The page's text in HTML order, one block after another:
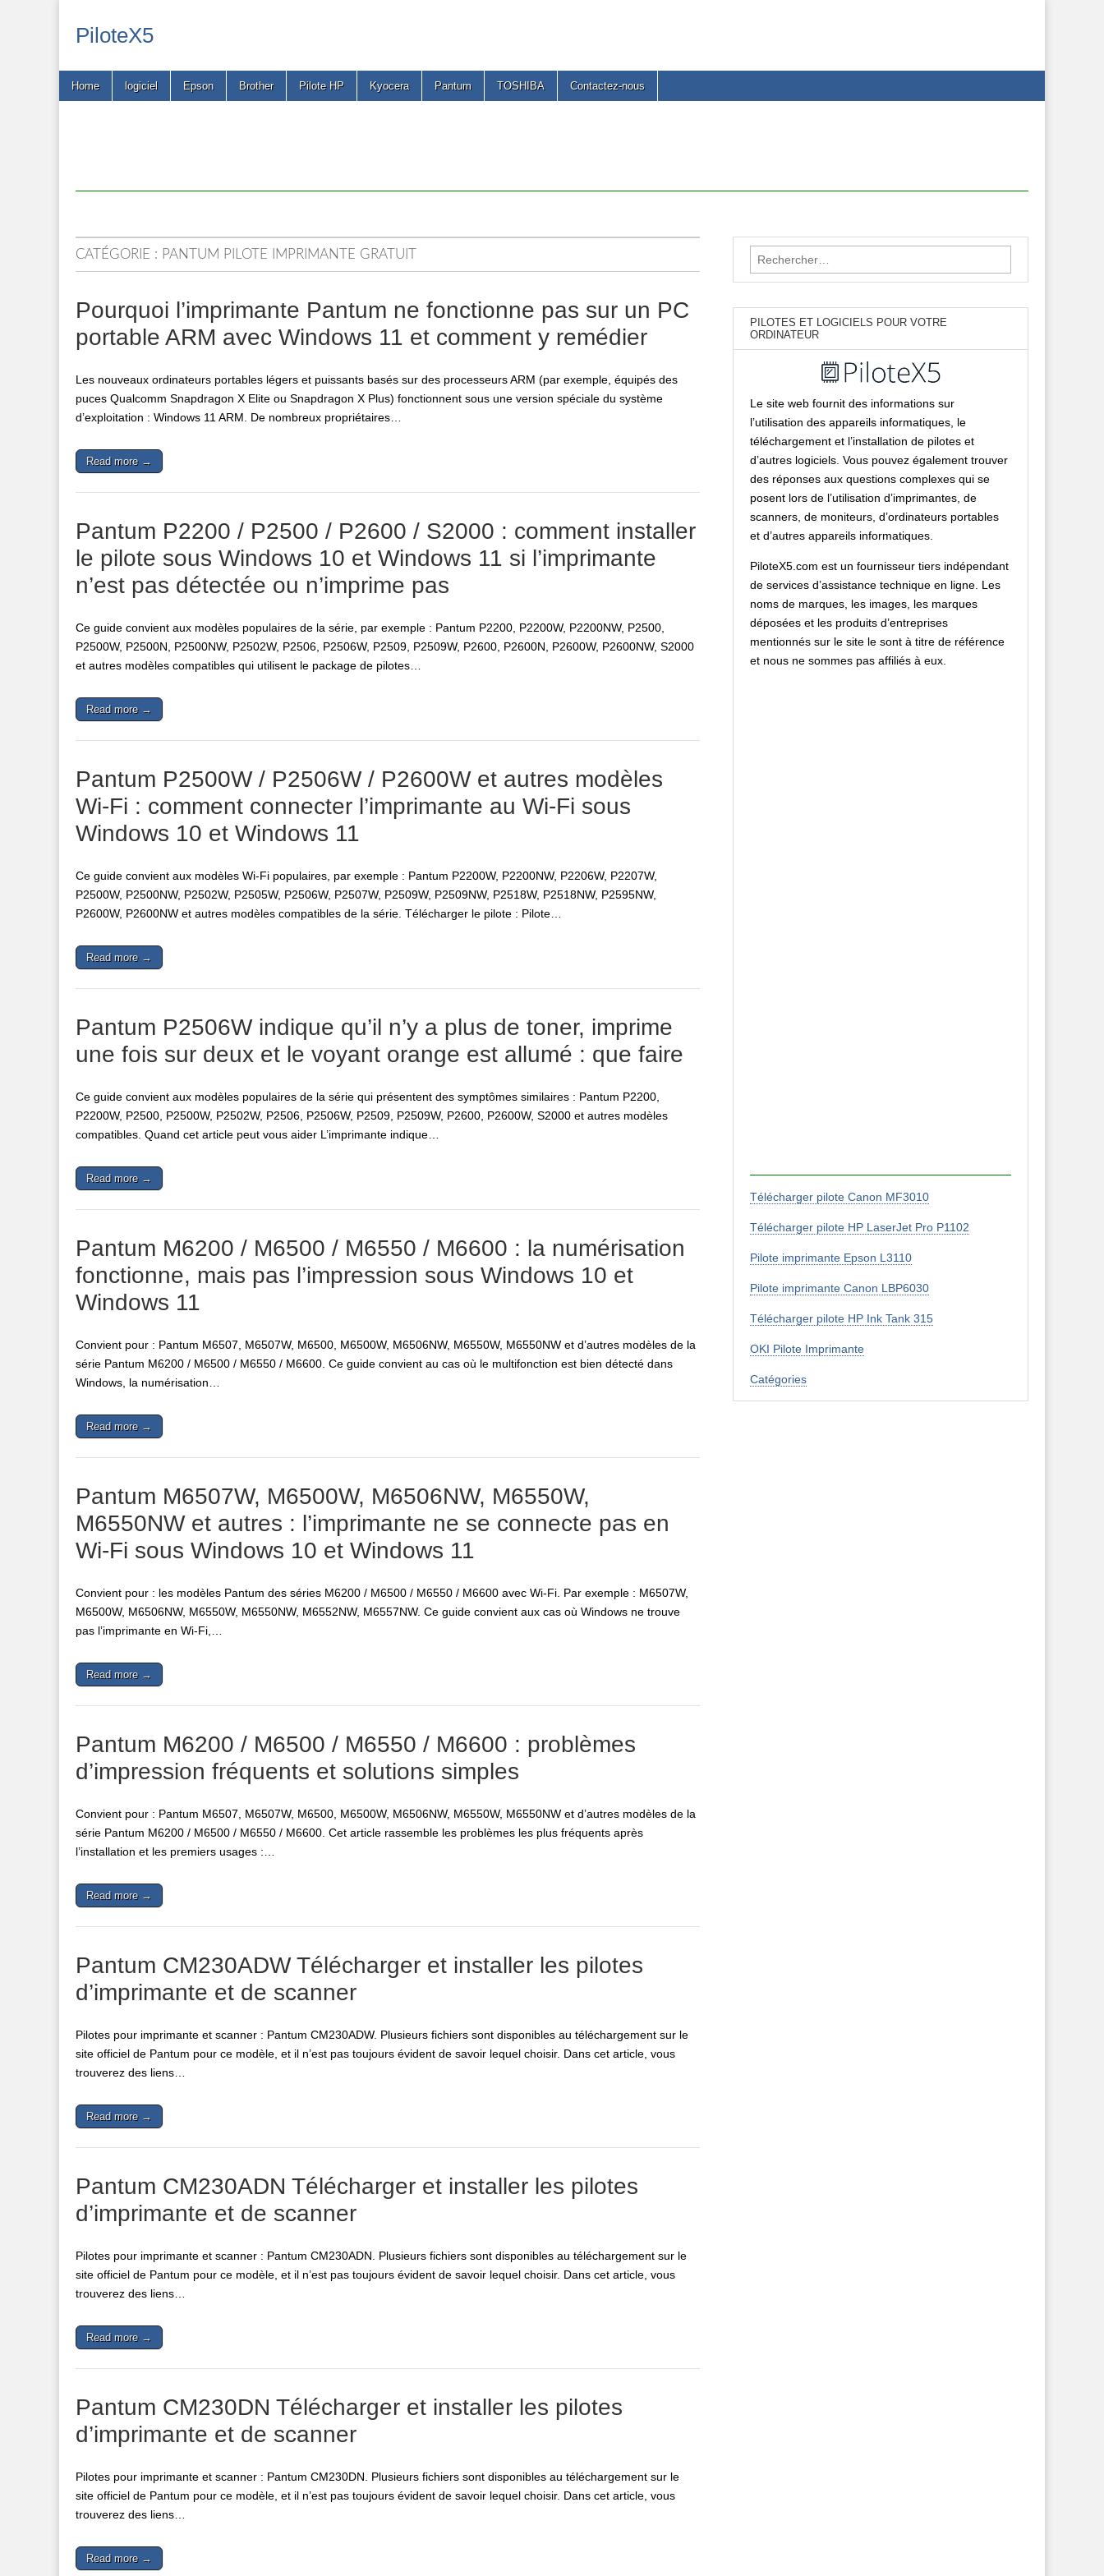
PiloteX5
Main
Skip
Home logiciel Epson Brother Pilote HP Kyocera Pantum TOSHIBA Contactez-nous
CATÉGORIE : PANTUM PILOTE IMPRIMANTE GRATUIT
Pourquoi l’imprimante Pantum ne fonctionne pas sur un PC
portable ARM avec Windows 11 et comment y remédier
Les nouveaux ordinateurs portables légers et puissants basés sur des processeurs ARM (par exemple, équipés des
puces Qualcomm Snapdragon X Elite ou Snapdragon X Plus) fonctionnent sous une version spéciale du système
d’exploitation : Windows 11 ARM. De nombreux propriétaires…
Read more →
Pantum P2200 / P2500 / P2600 / S2000 : comment installer
le pilote sous Windows 10 et Windows 11 si l’imprimante
n’est pas détectée ou n’imprime pas
Ce guide convient aux modèles populaires de la série, par exemple : Pantum P2200, P2200W, P2200NW, P2500,
P2500W, P2500N, P2500NW, P2502W, P2506, P2506W, P2509, P2509W, P2600, P2600N, P2600W, P2600NW, S2000
et autres modèles compatibles qui utilisent le package de pilotes…
Read more →
Pantum P2500W / P2506W / P2600W et autres modèles
Wi-Fi : comment connecter l’imprimante au Wi-Fi sous
Windows 10 et Windows 11
Ce guide convient aux modèles Wi-Fi populaires, par exemple : Pantum P2200W, P2200NW, P2206W, P2207W,
P2500W, P2500NW, P2502W, P2505W, P2506W, P2507W, P2509W, P2509NW, P2518W, P2518NW, P2595NW,
P2600W, P2600NW et autres modèles compatibles de la série. Télécharger le pilote : Pilote…
Read more →
Pantum P2506W indique qu’il n’y a plus de toner, imprime
une fois sur deux et le voyant orange est allumé : que faire
Ce guide convient aux modèles populaires de la série qui présentent des symptômes similaires : Pantum P2200,
P2200W, P2500, P2500W, P2502W, P2506, P2506W, P2509, P2509W, P2600, P2600W, S2000 et autres modèles
compatibles. Quand cet article peut vous aider L’imprimante indique…
Read more →
Pantum M6200 / M6500 / M6550 / M6600 : la numérisation
fonctionne, mais pas l’impression sous Windows 10 et
Windows 11
Convient pour : Pantum M6507, M6507W, M6500, M6500W, M6506NW, M6550W, M6550NW et d’autres modèles de la
série Pantum M6200 / M6500 / M6550 / M6600. Ce guide convient au cas où le multifonction est bien détecté dans
Windows, la numérisation…
Read more →
Pantum M6507W, M6500W, M6506NW, M6550W,
M6550NW et autres : l’imprimante ne se connecte pas en
Wi-Fi sous Windows 10 et Windows 11
Convient pour : les modèles Pantum des séries M6200 / M6500 / M6550 / M6600 avec Wi-Fi. Par exemple : M6507W,
M6500W, M6506NW, M6550W, M6550NW, M6552NW, M6557NW. Ce guide convient aux cas où Windows ne trouve
pas l’imprimante en Wi-Fi,…
Read more →
Pantum M6200 / M6500 / M6550 / M6600 : problèmes
d’impression fréquents et solutions simples
Convient pour : Pantum M6507, M6507W, M6500, M6500W, M6506NW, M6550W, M6550NW et d’autres modèles de la
série Pantum M6200 / M6500 / M6550 / M6600. Cet article rassemble les problèmes les plus fréquents après
l’installation et les premiers usages :…
Read more →
Pantum CM230ADW Télécharger et installer les pilotes
d’imprimante et de scanner
Pilotes pour imprimante et scanner : Pantum CM230ADW. Plusieurs fichiers sont disponibles au téléchargement sur le
site officiel de Pantum pour ce modèle, et il n’est pas toujours évident de savoir lequel choisir. Dans cet article, vous
trouverez des liens…
Read more →
Pantum CM230ADN Télécharger et installer les pilotes
d’imprimante et de scanner
Pilotes pour imprimante et scanner : Pantum CM230ADN. Plusieurs fichiers sont disponibles au téléchargement sur le
site officiel de Pantum pour ce modèle, et il n’est pas toujours évident de savoir lequel choisir. Dans cet article, vous
trouverez des liens…
Read more →
Pantum CM230DN Télécharger et installer les pilotes
d’imprimante et de scanner
Pilotes pour imprimante et scanner : Pantum CM230DN. Plusieurs fichiers sont disponibles au téléchargement sur le
site officiel de Pantum pour ce modèle, et il n’est pas toujours évident de savoir lequel choisir. Dans cet article, vous
trouverez des liens…
Read more →
Rechercher :
PILOTES ET LOGICIELS POUR VOTRE
ORDINATEUR
Le site web fournit des informations sur
l’utilisation des appareils informatiques, le
téléchargement et l’installation de pilotes et
d’autres logiciels. Vous pouvez également trouver
des réponses aux questions complexes qui se
posent lors de l’utilisation d’imprimantes, de
scanners, de moniteurs, d’ordinateurs portables
et d’autres appareils informatiques.
PiloteX5.com est un fournisseur tiers indépendant
de services d’assistance technique en ligne. Les
noms de marques, les images, les marques
déposées et les produits d’entreprises
mentionnés sur le site le sont à titre de référence
et nous ne sommes pas affiliés à eux.
Télécharger pilote Canon MF3010
Télécharger pilote HP LaserJet Pro P1102
Pilote imprimante Epson L3110
Pilote imprimante Canon LBP6030
Télécharger pilote HP Ink Tank 315
OKI Pilote Imprimante
Catégories